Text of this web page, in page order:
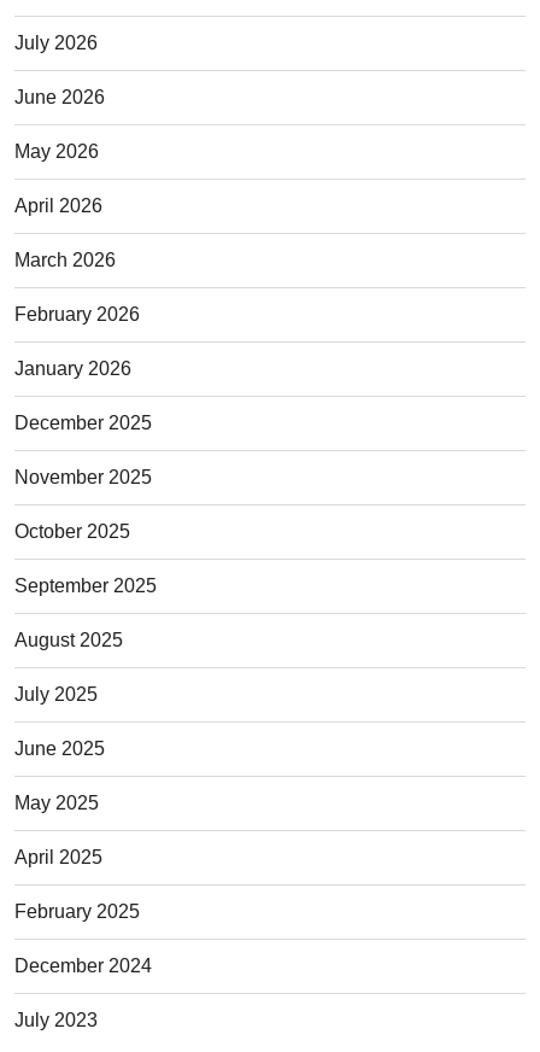
July 2026
June 2026
May 2026
April 2026
March 2026
February 2026
January 2026
December 2025
November 2025
October 2025
September 2025
August 2025
July 2025
June 2025
May 2025
April 2025
February 2025
December 2024
July 2023